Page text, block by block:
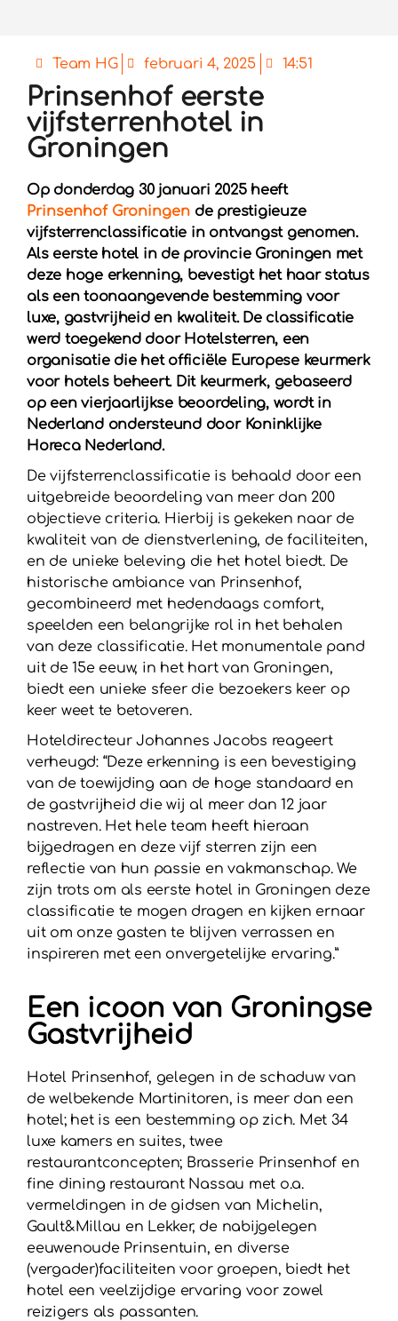
Team HG februari 4, 2025 14:51
Prinsenhof eerste
vijfsterrenhotel in
Groningen
Op donderdag 30 januari 2025 heeft
Prinsenhof Groningen de prestigieuze
vijfsterrenclassificatie in ontvangst genomen.
Als eerste hotel in de provincie Groningen met
deze hoge erkenning, bevestigt het haar status
als een toonaangevende bestemming voor
luxe, gastvrijheid en kwaliteit. De classificatie
werd toegekend door Hotelsterren, een
organisatie die het officiële Europese keurmerk
voor hotels beheert. Dit keurmerk, gebaseerd
op een vierjaarlijkse beoordeling, wordt in
Nederland ondersteund door Koninklijke
Horeca Nederland.
De vijfsterrenclassificatie is behaald door een
uitgebreide beoordeling van meer dan 200
objectieve criteria. Hierbij is gekeken naar de
kwaliteit van de dienstverlening, de faciliteiten,
en de unieke beleving die het hotel biedt. De
historische ambiance van Prinsenhof,
gecombineerd met hedendaags comfort,
speelden een belangrijke rol in het behalen
van deze classificatie. Het monumentale pand
uit de 15e eeuw, in het hart van Groningen,
biedt een unieke sfeer die bezoekers keer op
keer weet te betoveren.
Hoteldirecteur Johannes Jacobs reageert
verheugd: “Deze erkenning is een bevestiging
van de toewijding aan de hoge standaard en
de gastvrijheid die wij al meer dan 12 jaar
nastreven. Het hele team heeft hieraan
bijgedragen en deze vijf sterren zijn een
reflectie van hun passie en vakmanschap. We
zijn trots om als eerste hotel in Groningen deze
classificatie te mogen dragen en kijken ernaar
uit om onze gasten te blijven verrassen en
inspireren met een onvergetelijke ervaring.”
Een icoon van Groningse
Gastvrijheid
Hotel Prinsenhof, gelegen in de schaduw van
de welbekende Martinitoren, is meer dan een
hotel; het is een bestemming op zich. Met 34
luxe kamers en suites, twee
restaurantconcepten; Brasserie Prinsenhof en
fine dining restaurant Nassau met o.a.
vermeldingen in de gidsen van Michelin,
Gault&Millau en Lekker, de nabijgelegen
eeuwenoude Prinsentuin, en diverse
(vergader)faciliteiten voor groepen, biedt het
hotel een veelzijdige ervaring voor zowel
reizigers als passanten.